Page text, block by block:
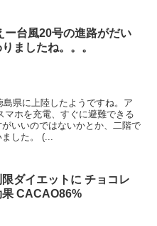
ー台風20号の進路がだい
ましたね。。。
県に上陸したようですね。ア
ホを充電、すぐに避難できる
いいのではないかとか、二階で
した。 (...
ダイエットに チョコレ
果 CACAO86%